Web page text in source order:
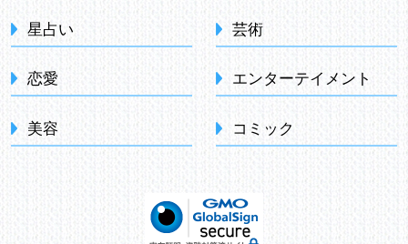
星占い
恋愛
美容
芸術
エンターテイメント
コミック